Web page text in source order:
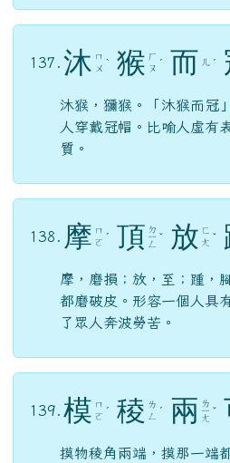
137. 沐 ㄇ
ㄨ ˋ 猴 ㄏ
ㄡ ˊ 而 ㄦ ˊ
沐猴，獼猴。「沐猴而冠
人穿戴冠帽。比喻人虛有
質。
138. 摩 ㄇ
ㄛ ˊ 頂 ㄉ
ㄧ
ㄥ
ˇ 放 ㄈ
ㄤ ˇ
摩，磨損；放，至；踵，
都磨破皮。形容一個人具
了眾人奔波勞苦。
139. 模 ㄇ
ㄛ ˊ 稜 ㄌ
ㄥ
ˊ 兩 ㄌ
ㄧ
ㄤ
ˇ
摸物稜角兩端，摸那一端